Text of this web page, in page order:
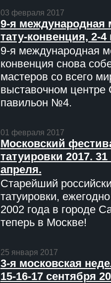
03 февраля 2017
9-я международная
тату-конвенция, 2-
9-я международная
конвенция снова
мастеров со всего
выставочном центре
павильон №4.
01 февраля 2017
Московский
татуировки 2017. 31
апреля.
Старейший
татуировки,
2002 года в городе
теперь в Москве!
25 января 2017
3-я московская
15-16-17 сентября